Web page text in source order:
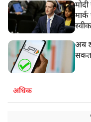
अब
अधिक